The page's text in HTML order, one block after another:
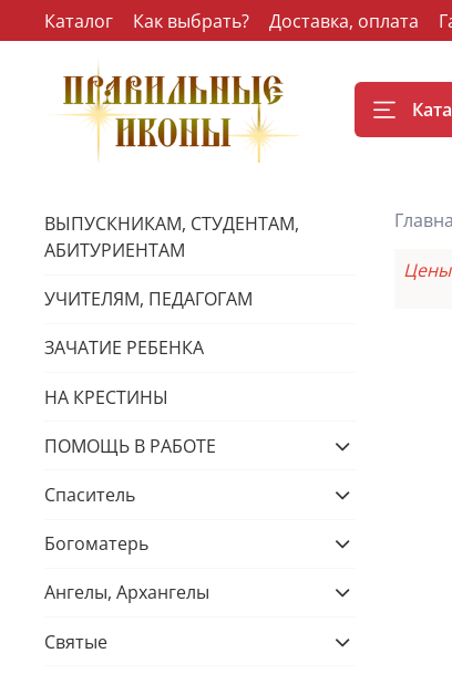
Каталог Как выбрать? Доставка, оплата
Цены
ВЫПУСКНИКАМ, СТУДЕНТАМ,
АБИТУРИЕНТАМ
УЧИТЕЛЯМ, ПЕДАГОГАМ
ЗАЧАТИЕ РЕБЕНКА
НА КРЕСТИНЫ
ПОМОЩЬ В РАБОТЕ
Спаситель
Богоматерь
Ангелы, Архангелы
Святые